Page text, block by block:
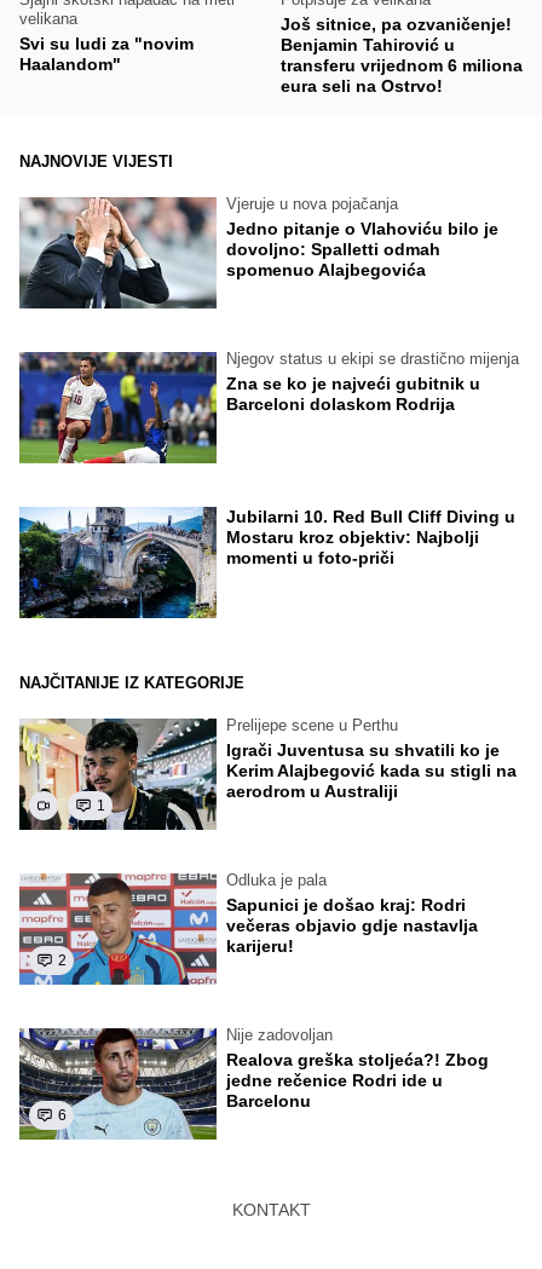
velikana
Svi su ludi za "novim
Haalandom"
Još sitnice, pa ozvaničenje!
Benjamin Tahirović u
transferu vrijednom 6 miliona
eura seli na Ostrvo!
NAJNOVIJE VIJESTI
Vjeruje u nova pojačanja
Jedno pitanje o Vlahoviću bilo je
dovoljno: Spalletti odmah
spomenuo Alajbegovića
Njegov status u ekipi se drastično mijenja
Zna se ko je najveći gubitnik u
Barceloni dolaskom Rodrija
Jubilarni 10. Red Bull Cliff Diving u
Mostaru kroz objektiv: Najbolji
momenti u foto-priči
NAJČITANIJE IZ KATEGORIJE
1
Prelijepe scene u Perthu
Igrači Juventusa su shvatili ko je
Kerim Alajbegović kada su stigli na
aerodrom u Australiji
2
Odluka je pala
Sapunici je došao kraj: Rodri
večeras objavio gdje nastavlja
karijeru!
6
Nije zadovoljan
Realova greška stoljeća?! Zbog
jedne rečenice Rodri ide u
Barcelonu
KONTAKT